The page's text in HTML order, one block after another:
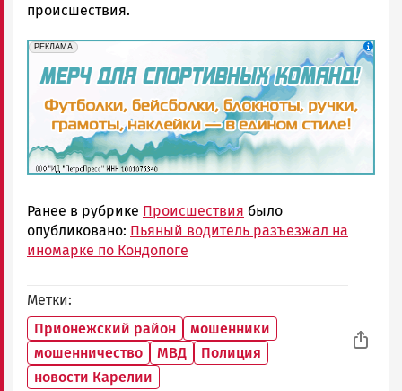
происшествия.
erid: 2SDnjd1S7pa
РЕКЛАМА
Реклама
Ранее в рубрике Происшествия было
опубликовано: Пьяный водитель разъезжал на
иномарке по Кондопоге
Метки
Прионежский район
мошенники
мошенничество
МВД
Полиция
новости Карелии